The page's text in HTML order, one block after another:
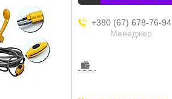
+380 (67) 678-76-94
Менеджер